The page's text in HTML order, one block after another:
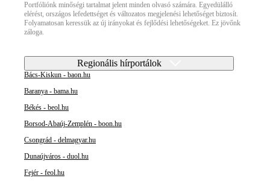
Portfóliónk minőségi tartalmat jelent minden olvasó számára. Egyedülálló
elérést, országos lefedettséget és változatos megjelenési lehetőséget biztosít.
Folyamatosan keressük az új irányokat és fejlődési lehetőségeket. Ez jövőnk
záloga.
Regionális hírportálok
Bács-Kiskun - baon.hu
Baranya - bama.hu
Békés - beol.hu
Borsod-Abaúj-Zemplén - boon.hu
Csongrád - delmagyar.hu
Dunaújváros - duol.hu
Fejér - feol.hu